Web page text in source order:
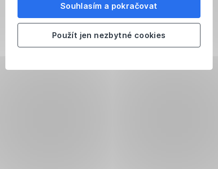
Souhlasím a pokračovat
Použít jen nezbytné cookies